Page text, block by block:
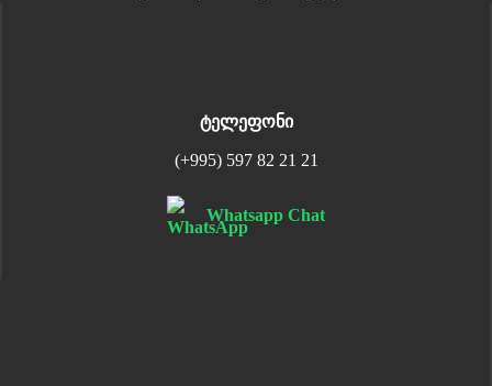
ტელეფონი
(+995) 597 82 21 21
Whatsapp Chat